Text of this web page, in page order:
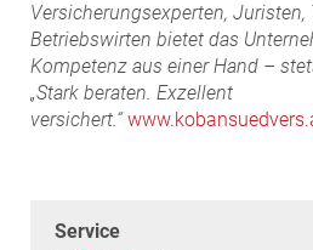
Versicherungsexperten, Juristen,
Betriebswirten bietet das
Kompetenz aus einer Hand –
„Stark beraten. Exzellent
versichert.“
Service